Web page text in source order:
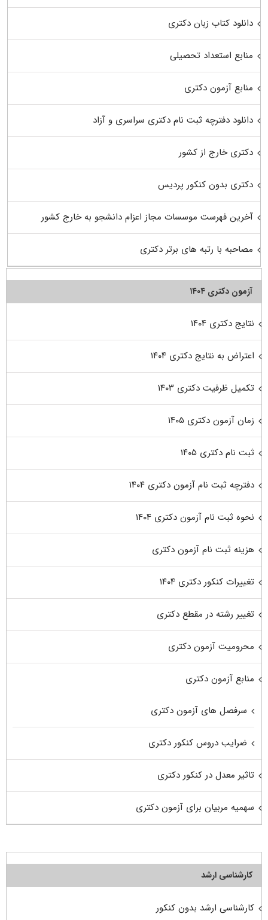
دانلود کتاب زبان دکتری
منابع استعداد تحصیلی
منابع آزمون دکتری
دانلود دفترچه ثبت نام دکتری سراسری و آزاد
دکتری خارج از کشور
دکتری بدون کنکور پردیس
آخرین فهرست موسسات مجاز اعزام دانشجو به خارج کشور
مصاحبه با رتبه های برتر دکتری
آزمون دکتری ۱۴۰۴
نتایج دکتری ۱۴۰۴
اعتراض به نتایج دکتری ۱۴۰۴
تکمیل ظرفیت دکتری ۱۴۰۳
زمان آزمون دکتری ۱۴۰۵
ثبت نام دکتری ۱۴۰۵
دفترچه ثبت نام آزمون دکتری ۱۴۰۴
نحوه ثبت نام آزمون دکتری ۱۴۰۴
هزینه ثبت نام آزمون دکتری
تغییرات کنکور دکتری ۱۴۰۴
تغییر رشته در مقطع دکتری
محرومیت آزمون دکتری
منابع آزمون دکتری
سرفصل های آزمون دکتری
ضرایب دروس کنکور دکتری
تاثیر معدل در کنکور دکتری
سهمیه مربیان برای آزمون دکتری
کارشناسی ارشد
کارشناسی ارشد بدون کنکور